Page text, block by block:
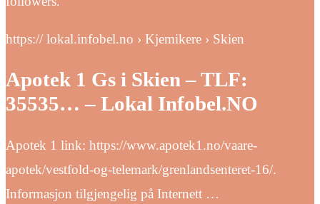
https:// lokal.infobel.no › Kjemikere › Skien
Apotek 1 Gs i Skien – TLF:
35535… – Lokal Infobel.NO
Apotek 1 link: https://www.apotek1.no/vaare-
apotek/vestfold-og-telemark/grenlandsenteret-16/.
Informasjon tilgjengelig på Internett …